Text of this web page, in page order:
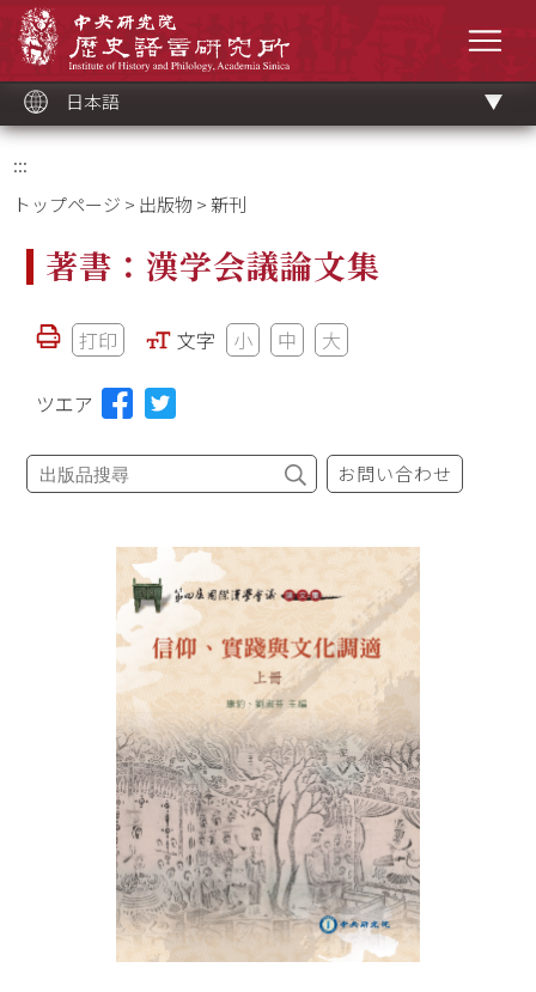
ッ
ク
日本語
:::
トップページ > 出版物 > 新刊
著書：漢学会議論文集
打印 文字 小 中 大
ツエア
お問い合わせ